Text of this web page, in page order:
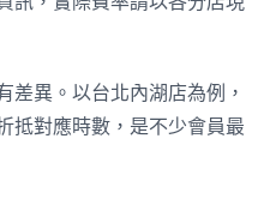
差異。以台北內湖店為例，
抵對應時數，是不少會員最